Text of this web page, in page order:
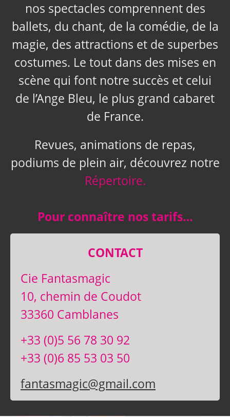
nos spectacles comprennent des
ballets, du chant, de la comédie, de la
magie, des attractions et de superbes
costumes. Le tout dans des mises en
scène qui font notre succès et celui
de l’Ange Bleu, le plus grand cabaret
de France.
Revues, animations de repas,
podiums de plein air, découvrez notre
Répertoire.
Pour connaître nos tarifs…
CONTACT
Cie Fantasmagic
10, chemin de Coudot
33360 Camblanes
+33 (0)5 56 78 30 92
+33 (0)6 85 53 03 50
fantasmagic@gmail.com